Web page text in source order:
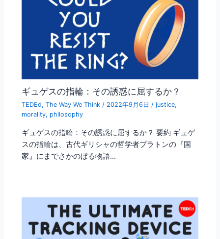
ギュゲスの指輪：その誘惑に屈するか？
TEDEd,The Way We Think / 2022年9月6日/justice,
morality, philosophy
ギュゲスの指輪：その誘惑に屈するか？ 要約 ギュゲ
スの指輪は、古代ギリシャの哲学者プラトンの『国
家』にまでさかのぼる物語…